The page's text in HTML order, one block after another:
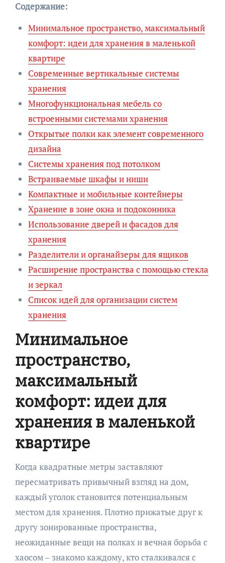
Содержание:
Минимальное пространство, максимальный
комфорт: идеи для хранения в маленькой
квартире
Современные вертикальные системы
хранения
Многофункциональная мебель со
встроенными системами хранения
Открытые полки как элемент современного
дизайна
Системы хранения под потолком
Встраиваемые шкафы и ниши
Компактные и мобильные контейнеры
Хранение в зоне окна и подоконника
Использование дверей и фасадов для
хранения
Разделители и органайзеры для ящиков
Расширение пространства с помощью стекла
и зеркал
Список идей для организации систем
хранения
Минимальное
пространство,
максимальный
комфорт: идеи для
хранения в маленькой
квартире
Когда квадратные метры заставляют
пересматривать привычный взгляд на дом,
каждый уголок становится потенциальным
местом для хранения. Плотно прижатые друг к
другу зонированные пространства,
неожиданные вещи на полках и вечная борьба с
хаосом – знакомо каждому, кто сталкивался с